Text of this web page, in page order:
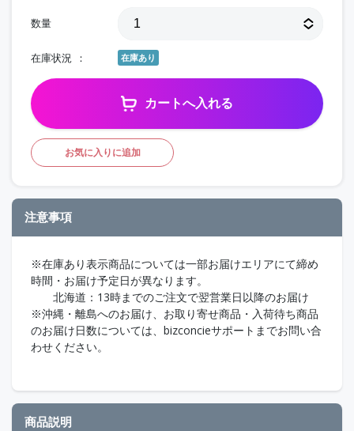
数量
在庫状況 在庫あり
カートへ入れる
お気に入りに追加
注意事項
※在庫あり表示商品については一部お届けエリアにて締め
時間・お届け予定日が異なります。
北海道：13時までのご注文で翌営業日以降のお届け
※沖縄・離島へのお届け、お取り寄せ商品・入荷待ち商品
のお届け日数については、bizconcieサポートまでお問い合
わせください。
商品説明